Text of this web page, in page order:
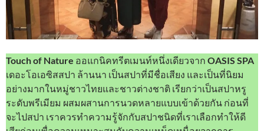
Touch of Nature ออแกนิคทรีตเมนท์หนึ่งเดียวจาก OASIS SPA
เดอะโอเอซิสสปา ล้านนา เป็นสปาที่มีชื่อเสียง และเป็นที่นิยม
อย่างมากในหมู่ชาวไทยและชาวต่างชาติ เรียกว่าเป็นสปาหรู
ระดับพรีเมียม ผสมผสานการนวดหลายแบบเข้าด้วยกัน ก่อนที่
จะไปสปา เราควรทำความรู้จักกับสปาชนิดที่เราเลือกทำให้ดี